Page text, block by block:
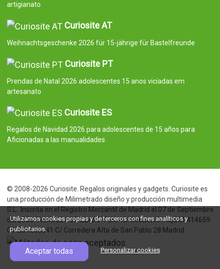
artigianato
Curiosite AT
Weihnachtsgeschenke 2026 für 15-jährige für Bastelfreunde
Curiosite PT
Prendas de Natal 2026 adolescentes 15 anos viciadas em
artesanato
Curiosite ES
Regalos de Navidad 2026 para adolescentes de 15 años para
Aficionadas a las manualidades
© 2008-2026 Curiosite. Regalos originales y gadgets. Curiosite es
una producción de Milimetrado diseño y producción multimedia
S.L.. Inscrita en el Registro Mercantil de Madrid el 07 de Septiembre
del 2006. Tomo:23.137. Libro:0. Folio:10. Seccion:8. Hoja:M-414659
CIF:B84800341 C/ Corredera Alta de San Pablo 28 Madrid
Utilizamos cookies propias y de terceros con fines analíticos y
publicitarios.
Aceptar todas Personalizar cookies